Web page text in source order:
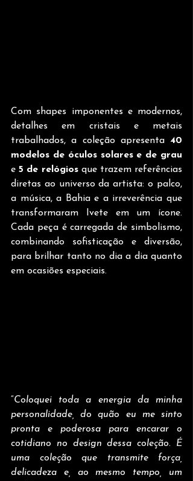
Com shapes imponentes e modernos,
detalhes em cristais e metais
trabalhados, a coleção apresenta 40
modelos de óculos solares e de grau
e 5 de relógios que trazem referências
diretas ao universo da artista: o palco,
a música, a Bahia e a irreverência que
transformaram Ivete em um ícone.
Cada peça é carregada de simbolismo,
combinando sofisticação e diversão,
para brilhar tanto no dia a dia quanto
em ocasiões especiais.
“Coloquei toda a energia da minha
personalidade, do quão eu me sinto
pronta e poderosa para encarar o
cotidiano no design dessa coleção. É
uma coleção que transmite força,
delicadeza e, ao mesmo tempo, um